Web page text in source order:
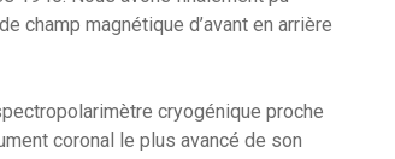
champ magnétique d’avant en arrière
cryogénique proche
coronal le plus avancé de son